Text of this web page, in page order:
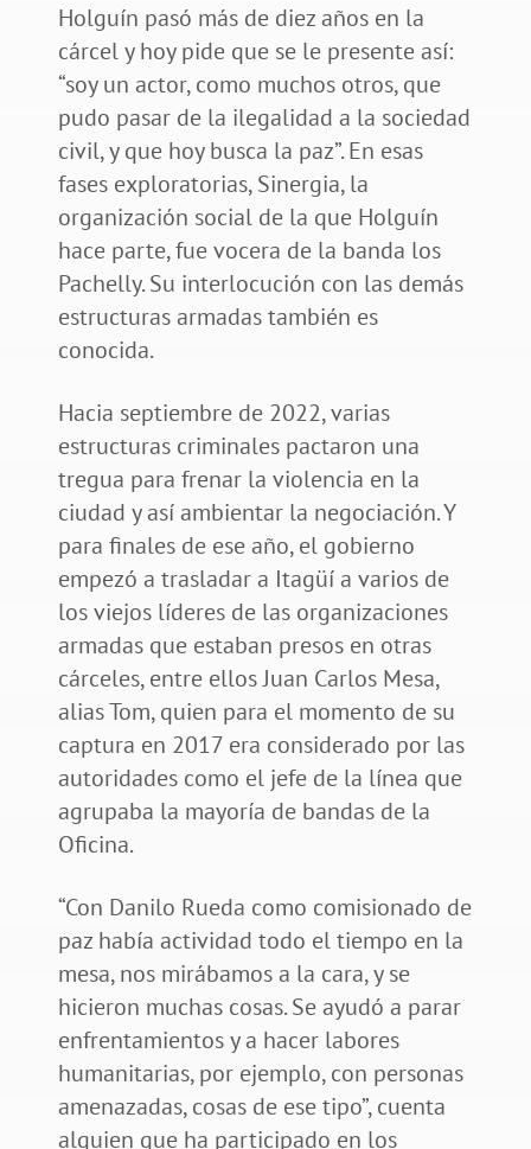
Holguín pasó más de diez años en la
cárcel y hoy pide que se le presente así:
“soy un actor, como muchos otros, que
pudo pasar de la ilegalidad a la sociedad
civil, y que hoy busca la paz”. En esas
fases exploratorias, Sinergia, la
organización social de la que Holguín
hace parte, fue vocera de la banda los
Pachelly. Su interlocución con las demás
estructuras armadas también es
conocida.
Hacia septiembre de 2022, varias
estructuras criminales pactaron una
tregua para frenar la violencia en la
ciudad y así ambientar la negociación. Y
para finales de ese año, el gobierno
empezó a trasladar a Itagüí a varios de
los viejos líderes de las organizaciones
armadas que estaban presos en otras
cárceles, entre ellos Juan Carlos Mesa,
alias Tom, quien para el momento de su
captura en 2017 era considerado por las
autoridades como el jefe de la línea que
agrupaba la mayoría de bandas de la
Oficina.
“Con Danilo Rueda como comisionado de
paz había actividad todo el tiempo en la
mesa, nos mirábamos a la cara, y se
hicieron muchas cosas. Se ayudó a parar
enfrentamientos y a hacer labores
humanitarias, por ejemplo, con personas
amenazadas, cosas de ese tipo”, cuenta
alguien que ha participado en los